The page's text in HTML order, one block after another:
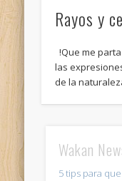
Rayos y
!Que me
las
de la
Wakan
5 tips para